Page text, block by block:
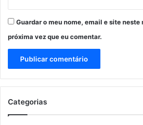
Guardar o meu nome, email e site neste
próxima vez que eu comentar.
Categorias